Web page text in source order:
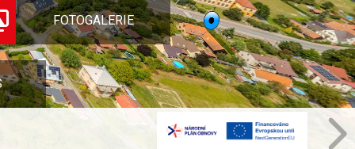
FOTOGALERIE